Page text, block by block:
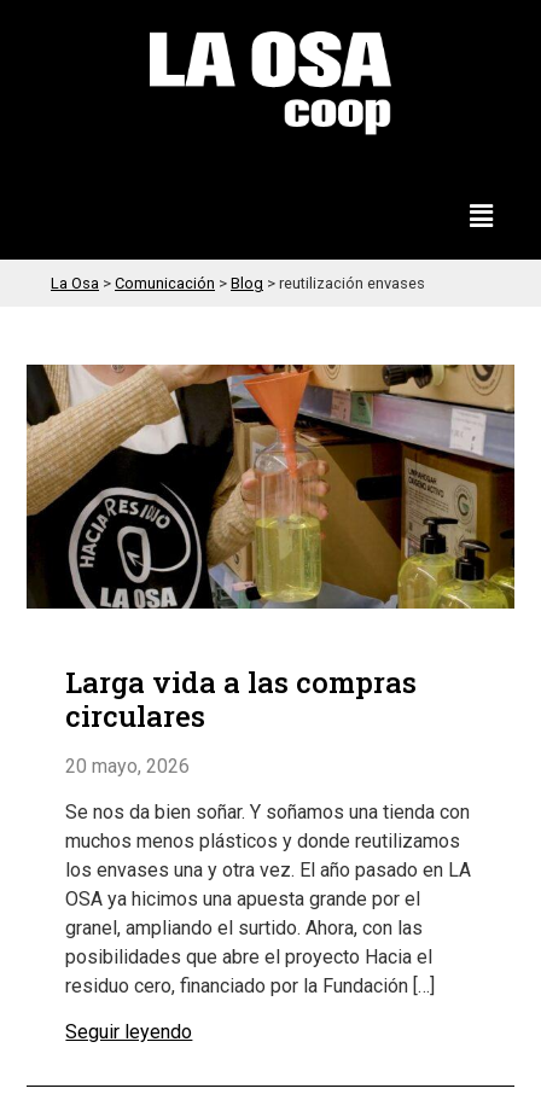
La Osa > Comunicación > Blog > reutilización envases
Larga vida a las compras
circulares
20 mayo, 2026
Se nos da bien soñar. Y soñamos una tienda con
muchos menos plásticos y donde reutilizamos
los envases una y otra vez. El año pasado en LA
OSA ya hicimos una apuesta grande por el
granel, ampliando el surtido. Ahora, con las
posibilidades que abre el proyecto Hacia el
residuo cero, financiado por la Fundación […]
Seguir leyendo